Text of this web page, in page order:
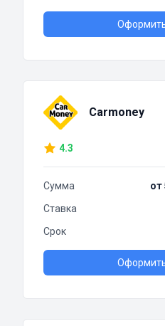
Carmoney
4.3
Сумма
от
Ставка
Срок